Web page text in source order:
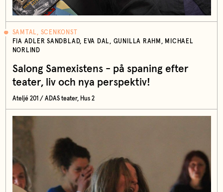
SAMTAL, SCENKONST
FIA ADLER SANDBLAD, EVA DAL, GUNILLA RAHM, MICHAEL
NORLIND
Salong Samexistens - på spaning efter
teater, liv och nya perspektiv!
Ateljé 201 / ADAS teater, Hus 2